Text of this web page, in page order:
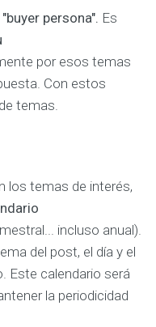
"buyerpersona". Es
por esos temas
Con estos
temas.
los temas de interés,
incluso anual).
del post, el día y el
Este calendario será
la periodicidad